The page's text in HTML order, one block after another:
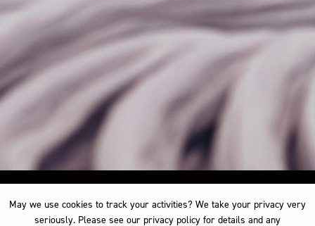
May we use cookies to track your activities? We take your privacy very
seriously. Please see our privacy policy for details and any
May we use cookies to track your activities? We take your privacy very
seriously. Please see our privacy policy for details and any